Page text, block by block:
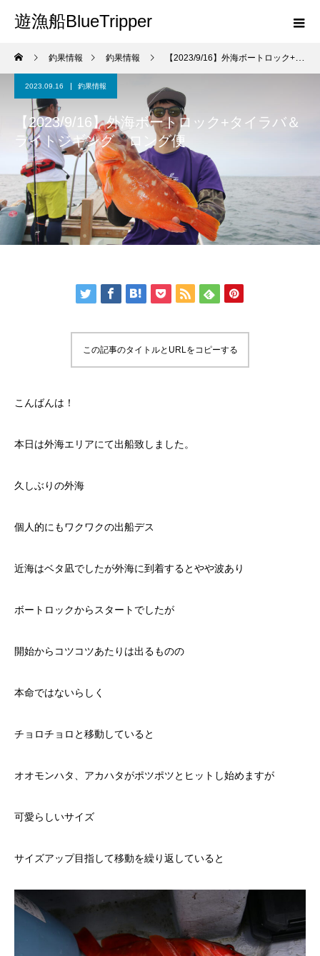
遊漁船BlueTripper
釣果情報 釣果情報 【2023/9/16】外海ボートロック+タイラバ＆ライトジギング ロング便
2023.09.16 釣果情報
【2023/9/16】外海ボートロック+タイラバ＆
ライトジギング ロング便
この記事のタイトルとURLをコピーする
こんばんは！
本日は外海エリアにて出船致しました。
久しぶりの外海
個人的にもワクワクの出船デス
近海はベタ凪でしたが外海に到着するとやや波あり
ボートロックからスタートでしたが
開始からコツコツあたりは出るものの
本命ではないらしく
チョロチョロと移動していると
オオモンハタ、アカハタがポツポツとヒットし始めますが
可愛らしいサイズ
サイズアップ目指して移動を繰り返していると